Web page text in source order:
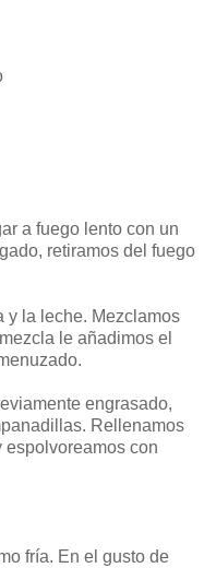
a fuego lento con un
retiramos del fuego
y la leche. Mezclamos
le añadimos el
engrasado,
Rellenamos
espolvoreamos con
fría. En el gusto de